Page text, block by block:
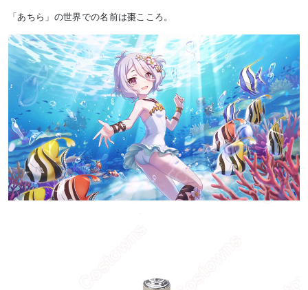
「あちら」の世界での名前は棗こころ。